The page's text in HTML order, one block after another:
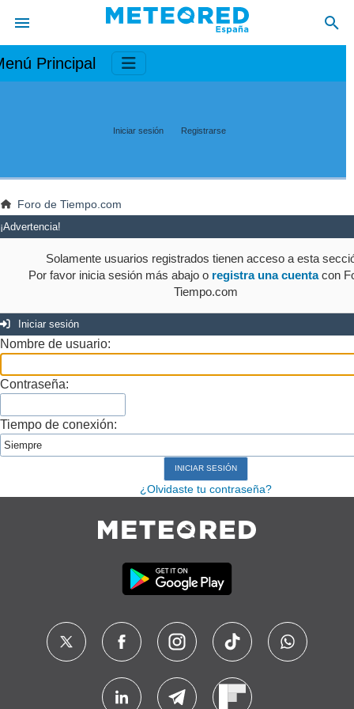
Principal
Iniciar sesión Registrarse
Foro de Tiempo.com
¡Advertencia!
Solamente usuarios registrados tienen acceso a esta
Por favor inicia sesión más abajo o registra una cuentacon
Tiempo.com
Iniciar sesión
Nombre de usuario:
Contraseña:
Tiempo de conexión:
¿Olvidaste tu contraseña?